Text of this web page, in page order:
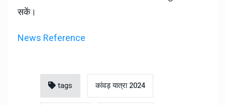
सकें।
News Reference
tags कांवड़ यात्रा 2024